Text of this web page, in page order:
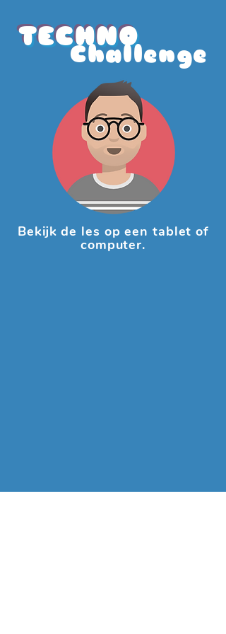
TECHNO
Challenge
Bekijk de les op een tablet of
computer.